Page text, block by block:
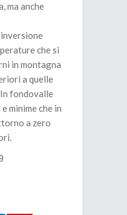
ma anche
che si
in montagna
a quelle
fondovalle
minime che in
a zero